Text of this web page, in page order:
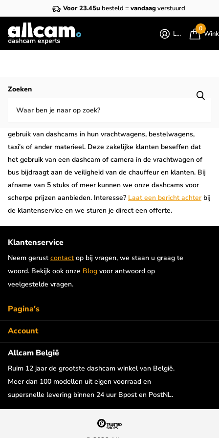
Voor 23.45u besteld = vandaagverstuurd
Zoeken
Login
0
Homepage
gebruik van dashcams in hun vrachtwagens, bestelwagens,
taxi's of ander materieel. Deze zakelijke klanten beseffen dat
het gebruik van een dashcam of camera in de vrachtwagen of
bus bijdraagt aan de veiligheid van de chauffeur en klanten. Bij
afname van 5 stuks of meer kunnen we onze dashcams voor
scherpe prijzen aanbieden. Interesse? Laat een bericht achter bij
de klantenservice en we sturen je direct een offerte.
Klantenservice
Neem gerust contact op bij vragen, we staan u graag te
woord. Bekijk ook onze Blog voor antwoord op
veelgestelde vragen.
Pagina's
Account
Allcam België
Ruim 12 jaar de grootste dashcam winkel van België.
Meer dan 100 modellen uit eigen voorraad en
supersnelle levering binnen 24 uur Bpost en PostNL.